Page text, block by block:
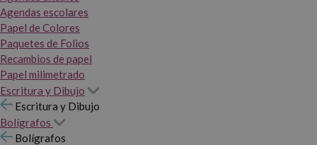
Agendas escolares
Papel de Colores
Paquetes de Folios
Recambios de papel
Papel milimetrado
Escritura y Dibujo
Escritura y Dibujo
Bolígrafos
Bolígrafos